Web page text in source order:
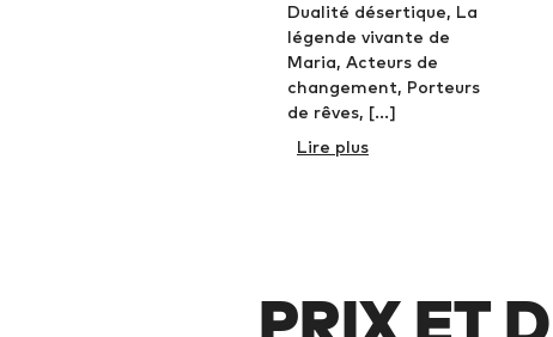
Dualité désertique, La
légende vivante de
Maria, Acteurs de
changement, Porteurs
de rêves, [...]
Lire plus